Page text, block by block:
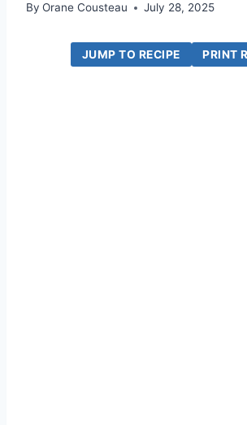
By Orane Cousteau July 28, 2025
JUMP TO RECIPE PRINT